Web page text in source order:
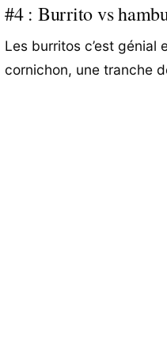
#4 : Burrito vs
Les burritos c’est génial
cornichon, une tranche